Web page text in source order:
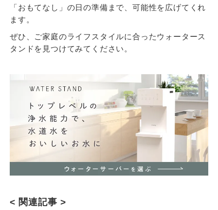
「おもてなし」の日の準備まで、可能性を広げてくれ
ます。
ぜひ、ご家庭のライフスタイルに合ったウォータース
タンドを見つけてみてください。
< 関連記事 >